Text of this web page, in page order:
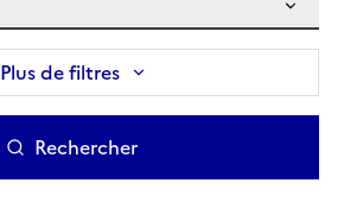
Plus de filtres
Rechercher